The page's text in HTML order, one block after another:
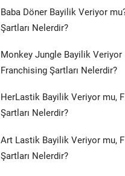
Baba Döner Bayilik Veriyor
Şartları Nelerdir?
Monkey Jungle Bayilik Veriyor
Franchising Şartları Nelerdir?
HerLastik Bayilik Veriyor mu,
Şartları Nelerdir?
Art Lastik Bayilik Veriyor mu,
Şartları Nelerdir?